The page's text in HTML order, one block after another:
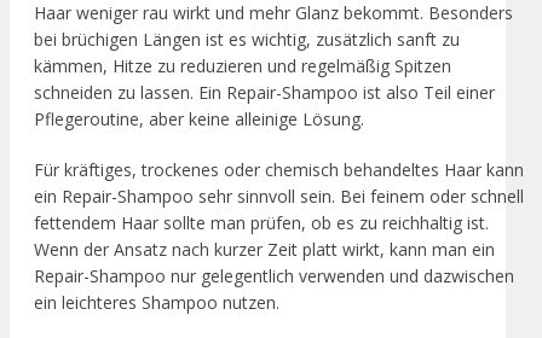
Haar weniger rau wirkt und mehr Glanz bekommt. Besonders
bei brüchigen Längen ist es wichtig, zusätzlich sanft zu
kämmen, Hitze zu reduzieren und regelmäßig Spitzen
schneiden zu lassen. Ein Repair-Shampoo ist also Teil einer
Pflegeroutine, aber keine alleinige Lösung.
Für kräftiges, trockenes oder chemisch behandeltes Haar kann
ein Repair-Shampoo sehr sinnvoll sein. Bei feinem oder schnell
fettendem Haar sollte man prüfen, ob es zu reichhaltig ist.
Wenn der Ansatz nach kurzer Zeit platt wirkt, kann man ein
Repair-Shampoo nur gelegentlich verwenden und dazwischen
ein leichteres Shampoo nutzen.